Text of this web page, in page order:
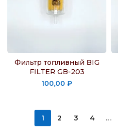
Фильтр топливный BIG
FILTER GB-203
100,00 ₽
1 2 3 4 …